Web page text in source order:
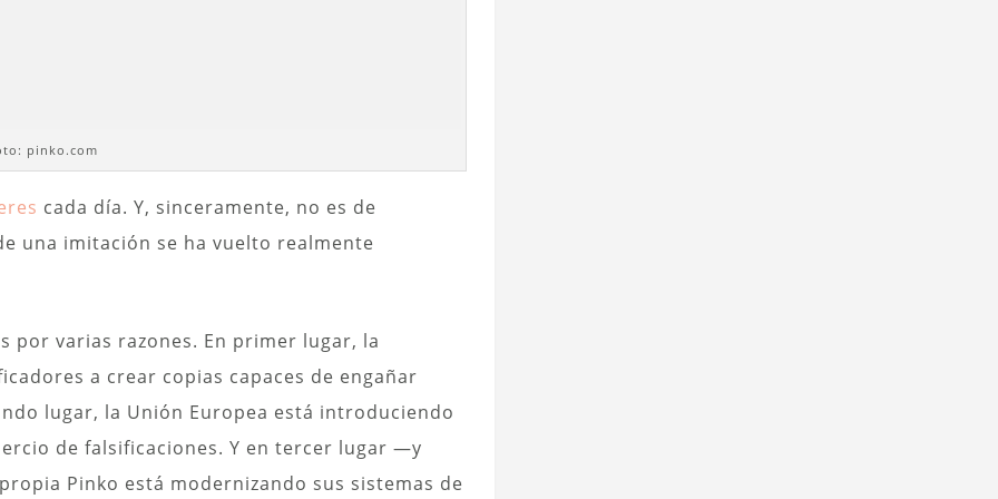
pinko.com
cada día. Y, sinceramente, no es de
una imitación se ha vuelto realmente
por varias razones. En primer lugar, la
a crear copias capaces de engañar
lugar, la Unión Europea está introduciendo
de falsificaciones. Y en tercer lugar —y
Pinko está modernizando sus sistemas de